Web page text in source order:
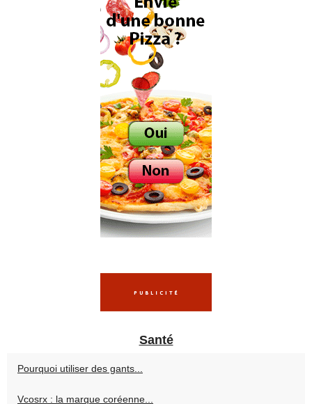
Santé
Pourquoi utiliser des gants...
Vcosrx : la marque coréenne...